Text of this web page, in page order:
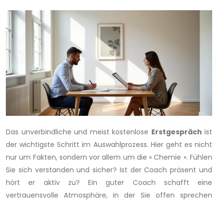
Das unverbindliche und meist kostenlose Erstgespräch ist
der wichtigste Schritt im Auswahlprozess. Hier geht es nicht
nur um Fakten, sondern vor allem um die « Chemie ». Fühlen
Sie sich verstanden und sicher? Ist der Coach präsent und
hört er aktiv zu? Ein guter Coach schafft eine
vertrauensvolle Atmosphäre, in der Sie offen sprechen